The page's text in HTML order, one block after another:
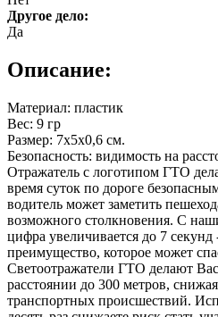
Другое дело:
Да
Описание:
Материал: пластик
Вес: 9 гр
Размер: 7х5х0,6 см.
Безопасность: видимость на
Отражатель с логотипом ГТО
время суток по дороге
водитель может заметить
возможного столкновения. С
цифра увеличивается до 7 секунд
преимущество, которое может
Светоотражатели ГТО делают
расстоянии до 300 метров,
транспортных происшествий.